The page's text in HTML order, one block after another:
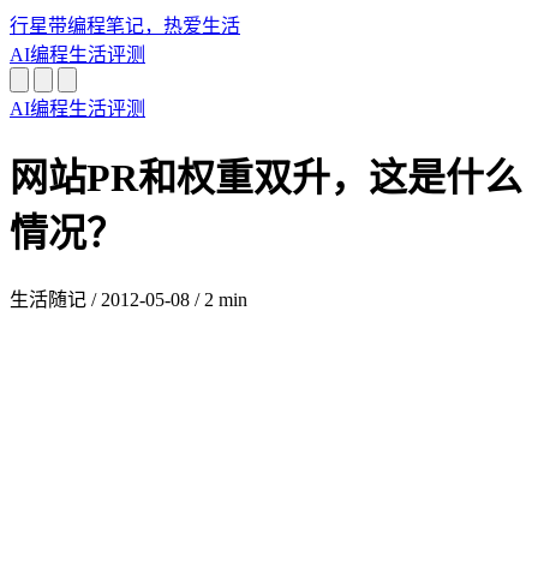
行星带编程笔记，热爱生活
AI编程生活评测
AI编程生活评测
网站PR和权重双升，这是什么
情况？
生活随记 / 2012-05-08 / 2 min